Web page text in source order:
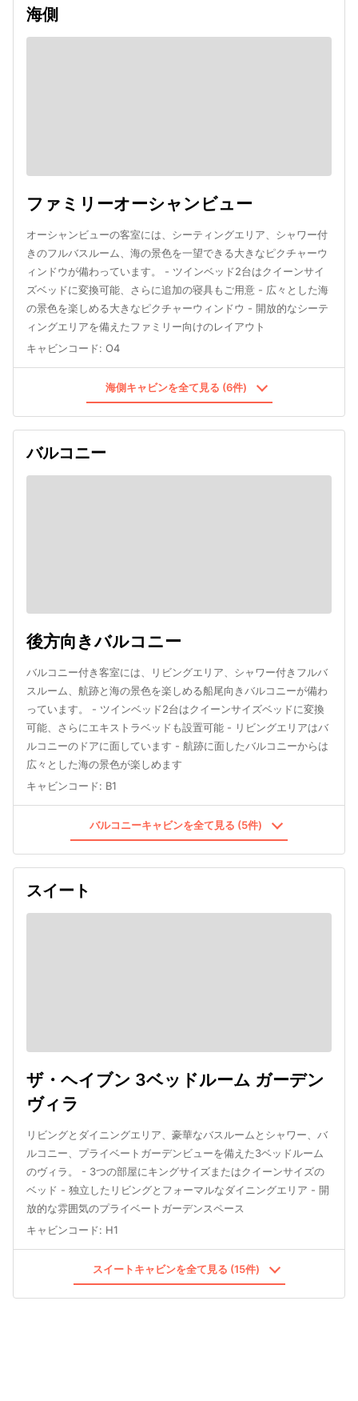
海側
ファミリーオーシャンビュー
オーシャンビューの客室には、シーティングエリア、シャワー付
きのフルバスルーム、海の景色を一望できる大きなピクチャーウ
ィンドウが備わっています。 - ツインベッド2台はクイーンサイ
ズベッドに変換可能、さらに追加の寝具もご用意 - 広々とした海
の景色を楽しめる大きなピクチャーウィンドウ - 開放的なシーテ
ィングエリアを備えたファミリー向けのレイアウト
キャビンコード: O4
海側キャビンを全て見る (6件)
バルコニー
後方向きバルコニー
バルコニー付き客室には、リビングエリア、シャワー付きフルバ
スルーム、航跡と海の景色を楽しめる船尾向きバルコニーが備わ
っています。 - ツインベッド2台はクイーンサイズベッドに変換
可能、さらにエキストラベッドも設置可能 - リビングエリアはバ
ルコニーのドアに面しています - 航跡に面したバルコニーからは
広々とした海の景色が楽しめます
キャビンコード: B1
バルコニーキャビンを全て見る (5件)
スイート
ザ・ヘイブン 3ベッドルーム ガーデン
ヴィラ
リビングとダイニングエリア、豪華なバスルームとシャワー、バ
ルコニー、プライベートガーデンビューを備えた3ベッドルーム
のヴィラ。 - 3つの部屋にキングサイズまたはクイーンサイズの
ベッド - 独立したリビングとフォーマルなダイニングエリア - 開
放的な雰囲気のプライベートガーデンスペース
キャビンコード: H1
スイートキャビンを全て見る (15件)